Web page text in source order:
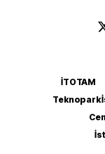
İTOTAM
Teknopark